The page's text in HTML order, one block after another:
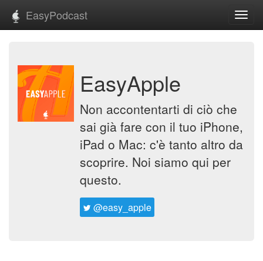
EasyPodcast
EasyApple
Non accontentarti di ciò che
sai già fare con il tuo iPhone,
iPad o Mac: c'è tanto altro da
scoprire. Noi siamo qui per
questo.
@easy_apple